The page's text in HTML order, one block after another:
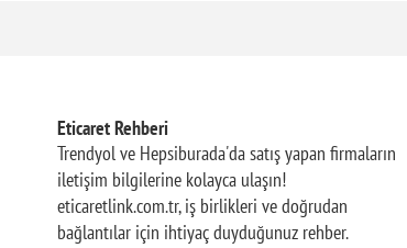
Eticaret Rehberi
Trendyol ve Hepsiburada'da satış yapan firmaların
iletişim bilgilerine kolayca ulaşın!
eticaretlink.com.tr, iş birlikleri ve doğrudan
bağlantılar için ihtiyaç duyduğunuz rehber.